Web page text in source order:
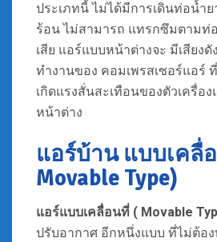
ประเภทนี้ ไม่ได้มีการเดินท่อน้ำ
ร้อน ไม่สามารถ แทรกซึมตามท่
เสีย แอร์แบบหน้าต่างจะ มีเสียง
ทำงานของ คอมเพรสเซอร์แอร์
เกิดแรงสั่นสะเทือนของตัวเครื่อ
หน้าต่าง
แอร์บ้าน แบบเคลื่
Movable Type)
แอร์แบบเคลื่อนที่ ( Movable
ปรับอากาศ อีกหนึ่งแบบ ที่ไม่ต้อง